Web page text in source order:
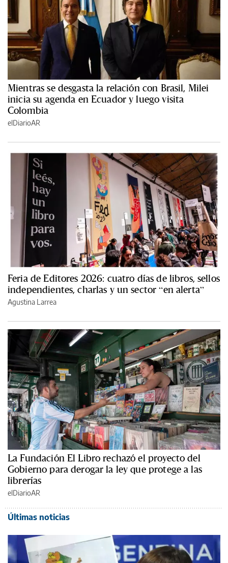
Mientras se desgasta la relación con Brasil, Milei
inicia su agenda en Ecuador y luego visita
Colombia
elDiarioAR
Feria de Editores 2026: cuatro días de libros, sellos
independientes, charlas y un sector “en alerta”
Agustina Larrea
La Fundación El Libro rechazó el proyecto del
Gobierno para derogar la ley que protege a las
librerías
elDiarioAR
Últimas noticias